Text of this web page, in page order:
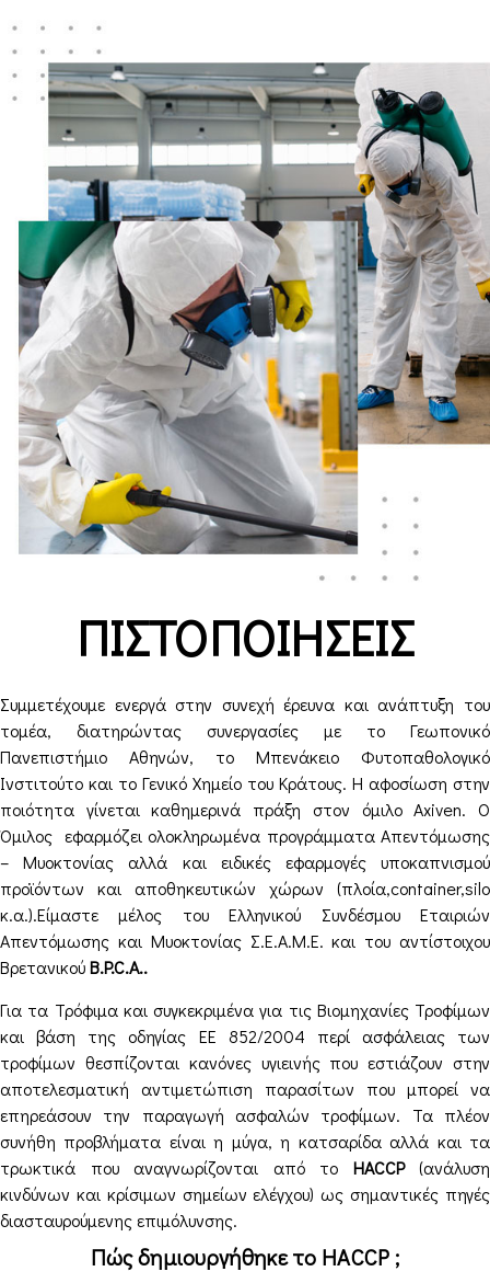
ΠΙΣΤΟΠΟΙΗΣΕΙΣ
Συμμετέχουμε ενεργά στην συνεχή έρευνα και ανάπτυξη του
τομέα, διατηρώντας συνεργασίες με το Γεωπονικό
Πανεπιστήμιο Αθηνών, το Μπενάκειο Φυτοπαθολογικό
Ινστιτούτο και το Γενικό Χημείο του Κράτους. Η αφοσίωση στην
ποιότητα γίνεται καθημερινά πράξη στον όμιλο Axiven. Ο
Όμιλος εφαρμόζει ολοκληρωμένα προγράμματα Απεντόμωσης
– Μυοκτονίας αλλά και ειδικές εφαρμο­γές υποκαπνισμού
προϊόντων και αποθηκευτικών χώρων (πλοία,container,silo
κ.α.).Είμαστε μέλος του Ελληνικού Συνδέσμου Εταιριών
Απεντόμωσης και Μυοκτονίας Σ.Ε.Α.Μ.Ε. και του αντίστοιχου
ΒρετανικούB.P.C.A..
Για τα Τρόφιμα και συγκεκριμένα για τις Βιομηχανίες Τροφίμων
και βάση της οδηγίας ΕΕ 852/2004 περί ασφάλειας των
τροφίμων θεσπίζονται κανόνες υγιεινής που εστιάζουν στην
αποτελεσματική αντιμετώπιση παρασίτων που μπορεί να
επηρεάσουν την παραγωγή ασφαλών τροφίμων. Τα πλέον
συνήθη προβλήματα είναι η μύγα, η κατσαρίδα αλλά και τα
τρωκτικά που αναγνωρίζονται από το HACCP(ανάλυση
κινδύνων και κρίσιμων σημείων ελέγχου) ως σημαντικές πηγές
διασταυρούμενης επιμόλυνσης.
Πώς δημιουργήθηκε το HACCP ;